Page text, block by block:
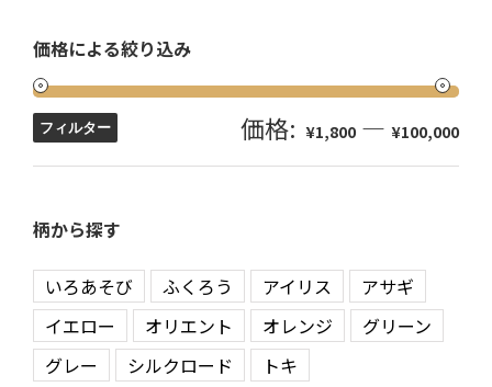
価格による絞り込み
フィルター 価格: ¥1,800 — ¥100,000
柄から探す
いろあそび ふくろう アイリス
アサギ
イエロー
オリエント オレンジ
グリーン
グレー
シルクロード トキ